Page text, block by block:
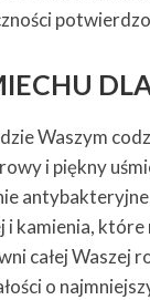
Waszym
i piękny
kamienia,
całej Waszej
o